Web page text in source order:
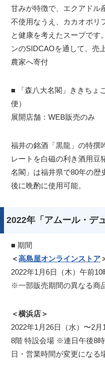
甘みが特徴で、エクアドル
不使用なうえ、カカオポリ
と健康を考えたスープで
ンのSIDCAOを通して、売
農家へ寄付
■ 「森八大名閣」ききちょ
便）
展開店舗：WEB販売のみ
福井の銘酒「黒龍」の特撰
レートを白磁の利き酒用豆
名閣」は福井県で80年の歴
後に晩酌に使用可能。
2022年「アムール・デ
■ 期間
＜高島屋オンラインストア
2022年1月6日（木）午前
※一部販売期間の異なる商
＜横浜店＞
2022年1月26日（水）〜2月
8階 特設会場 ※連日午後8
日・営業時間が変更になる